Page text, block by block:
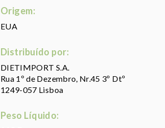
Origem:
EUA
Distribuído por:
DIETIMPORT S.A.
Rua 1º de Dezembro, Nr.45 3º Dtº
1249-057 Lisboa
Peso Líquido: